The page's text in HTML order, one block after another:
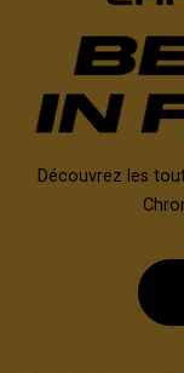
Découvrez les